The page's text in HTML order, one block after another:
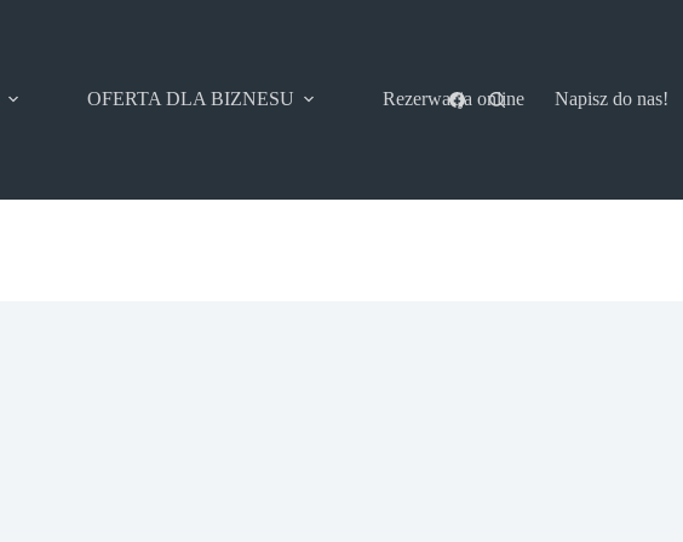
OFERTA DLA BIZNESU Rezerwacja online Napisz do nas!